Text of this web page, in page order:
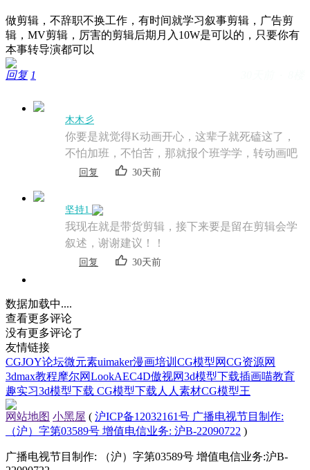
做剪辑，不辞职不换工作，有时间就学习叙事剪辑，广告剪
辑，MV剪辑，厉害的剪辑后期月入10W是可以的，只要你有
本事转导演都可以
回复 1
木木彡
你要是就觉得K动画开心，这辈子就死磕这了，
不怕加班，不怕苦，那就报个班学学，转动画吧
回复 30天前
坚持1
我现在就是带货剪辑，接下来要是留在剪辑会学
叙述，谢谢建议！！
回复 30天前
数据加载中....
查看更多评论
没有更多评论了
友情链接
CGJOY论坛微元素uimaker漫画培训 CG模型网CG资源网
3dmax教程摩尔网LookAEC4D傲视网3d模型下载插画喵教育
趣实习3d模型下载 CG模型下载 人人素材CG模型王
网站地图 小黑屋 ( 沪ICP备12032161号 广播电视节目制作:
（沪）字第03589号 增值电信业务: 沪B-22090722 )
广播电视节目制作: （沪）字第03589号 增值电信业务:沪B-